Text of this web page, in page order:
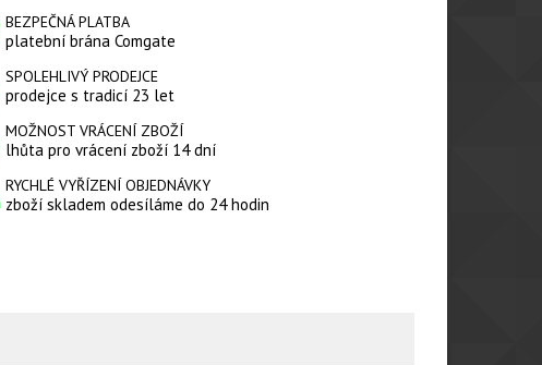
BEZPEČNÁ PLATBA
platební brána Comgate
SPOLEHLIVÝ PRODEJCE
prodejce s tradicí 23 let
MOŽNOST VRÁCENÍ ZBOŽÍ
lhůta pro vrácení zboží 14 dní
RYCHLÉ VYŘÍZENÍ OBJEDNÁVKY
zboží skladem odesíláme do 24 hodin